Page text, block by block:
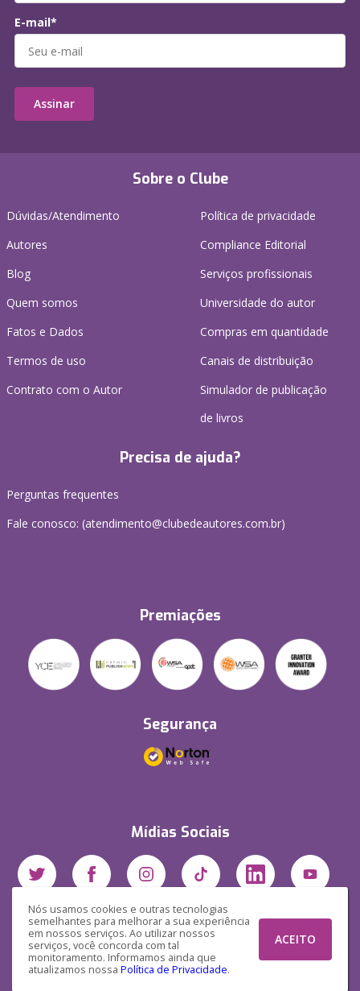
Nós usamos cookies e outras tecnologias
semelhantes para melhorar a sua experiência
em nossos serviços. Ao utilizar nossos
serviços, você concorda com tal
monitoramento. Informamos ainda que
atualizamos nossa Política de Privacidade.
ACEITO
Sobre o Clube
Dúvidas/Atendimento
Autores
Blog
Quem somos
Fatos e Dados
Termos de uso
Contrato com o Autor
Política de privacidade
Compliance Editorial
Serviços profissionais
Universidade do autor
Compras em quantidade
Canais de distribuição
Simulador de publicação
de livros
Precisa de ajuda?
Perguntas frequentes
Fale conosco: (atendimento@clubedeautores.com.br)
Premiações
Segurança
Mídias Sociais
E-mail*
Assinar